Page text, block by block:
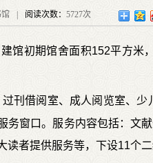
阅读次数： 5727次
馆初期馆舍面积152平方米
刊借阅室、成人阅览室、少
窗口。服务内容包括：文
大读者提供服务等，下设